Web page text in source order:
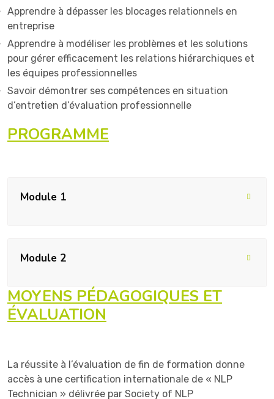
Apprendre à dépasser les blocages relationnels en
entreprise
Apprendre à modéliser les problèmes et les solutions
pour gérer efficacement les relations hiérarchiques et
les équipes professionnelles
Savoir démontrer ses compétences en situation
d’entretien d’évaluation professionnelle
PROGRAMME
Module 1
Jour 1 : Stratégies d’objectif et valeurs
Plan de la formation et progression pédagogique
Processus d’assessment et sanction finale
Structures détaillées du questionnement de l’état
présent à l’état désiré
Exercice pratique
Module 2
Jour 6 : Désaccord et négociation
l’entraînement
Apports ciblés du formateur en fonction des
demandes
MOYENS PÉDAGOGIQUES ET
ÉVALUATION
La réussite à l’évaluation de fin de formation donne
accès à une certification internationale de « NLP
Technician » délivrée par Society of NLP